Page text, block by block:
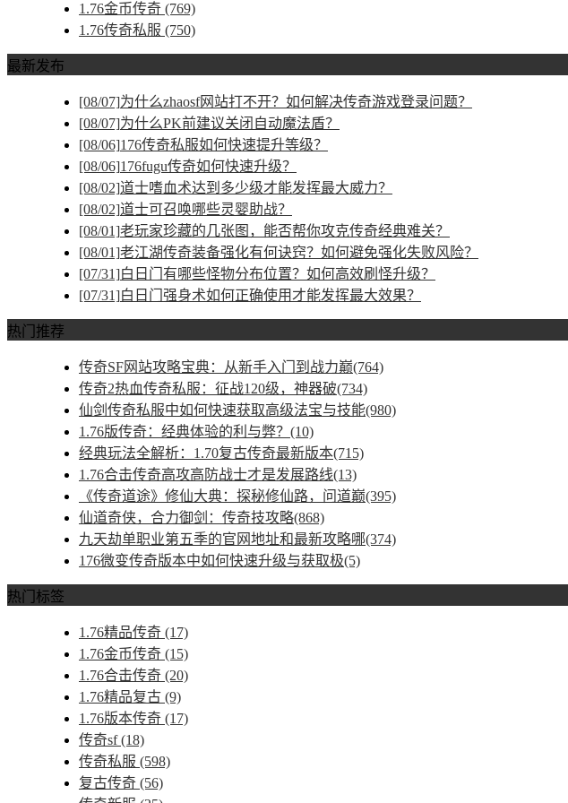
1.76金币传奇 (769)
1.76传奇私服 (750)
最新发布
[08/07]为什么zhaosf网站打不开？如何解决传奇游戏登录问题？
[08/07]为什么PK前建议关闭自动魔法盾？
[08/06]176传奇私服如何快速提升等级？
[08/06]176fugu传奇如何快速升级？
[08/02]道士嗜血术达到多少级才能发挥最大威力？
[08/02]道士可召唤哪些灵婴助战？
[08/01]老玩家珍藏的几张图，能否帮你攻克传奇经典难关？
[08/01]老江湖传奇装备强化有何诀窍？如何避免强化失败风险？
[07/31]白日门有哪些怪物分布位置？如何高效刷怪升级？
[07/31]白日门强身术如何正确使用才能发挥最大效果？
热门推荐
传奇SF网站攻略宝典：从新手入门到战力巅(764)
传奇2热血传奇私服：征战120级，神器破(734)
仙剑传奇私服中如何快速获取高级法宝与技能(980)
1.76版传奇：经典体验的利与弊？(10)
经典玩法全解析：1.70复古传奇最新版本(715)
1.76合击传奇高攻高防战士才是发展路线(13)
《传奇道途》修仙大典：探秘修仙路，问道巅(395)
仙道奇侠，合力御剑：传奇技攻略(868)
九天劫单职业第五季的官网地址和最新攻略哪(374)
176微变传奇版本中如何快速升级与获取极(5)
热门标签
1.76精品传奇 (17)
1.76金币传奇 (15)
1.76合击传奇 (20)
1.76精品复古 (9)
1.76版本传奇 (17)
传奇sf(18)
传奇私服 (598)
复古传奇 (56)